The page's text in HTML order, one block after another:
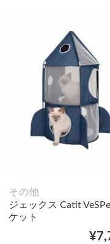
その他
ジェックス Catit
ケット